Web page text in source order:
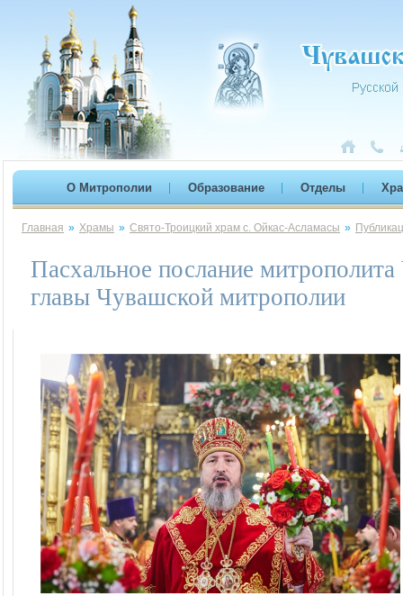
О Митрополии Образование Отделы
Главная » Храмы » Свято-Троицкий храм с. Ойкас-Асламасы »
Пасхальное послание
главы Чувашской митрополии